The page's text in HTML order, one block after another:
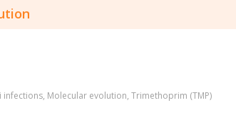
infections, Molecular evolution, Trimethoprim (TMP)